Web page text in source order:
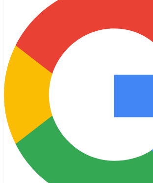
Lass uns Freunde werden?
Bleib auf dem Laufenden mit den
Beiträgen und Produkt-Updates direkt in
© 2026 Bought Oy
Medienanfragen
Support
support@bought.app
Cookie-Einstellungen
Nutzungsbedingungen